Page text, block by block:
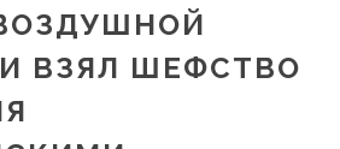
ВЗЯЛ ШЕФСТВО